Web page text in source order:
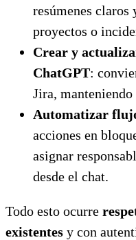
resúmenes claros
proyectos o
Crear y
ChatGPT:
Jira,
Automatizar
acciones en
asignar
desde el chat.
Todo esto ocurre
existentes y con